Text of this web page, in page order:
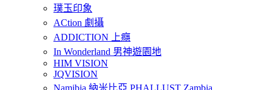
璞玉印象
ACtion 劇攝
ADDICTION 上癮
In Wonderland 男神遊園地
HIM VISION
JQVISION
Namibia 納米比亞 PHALLUST Zambia